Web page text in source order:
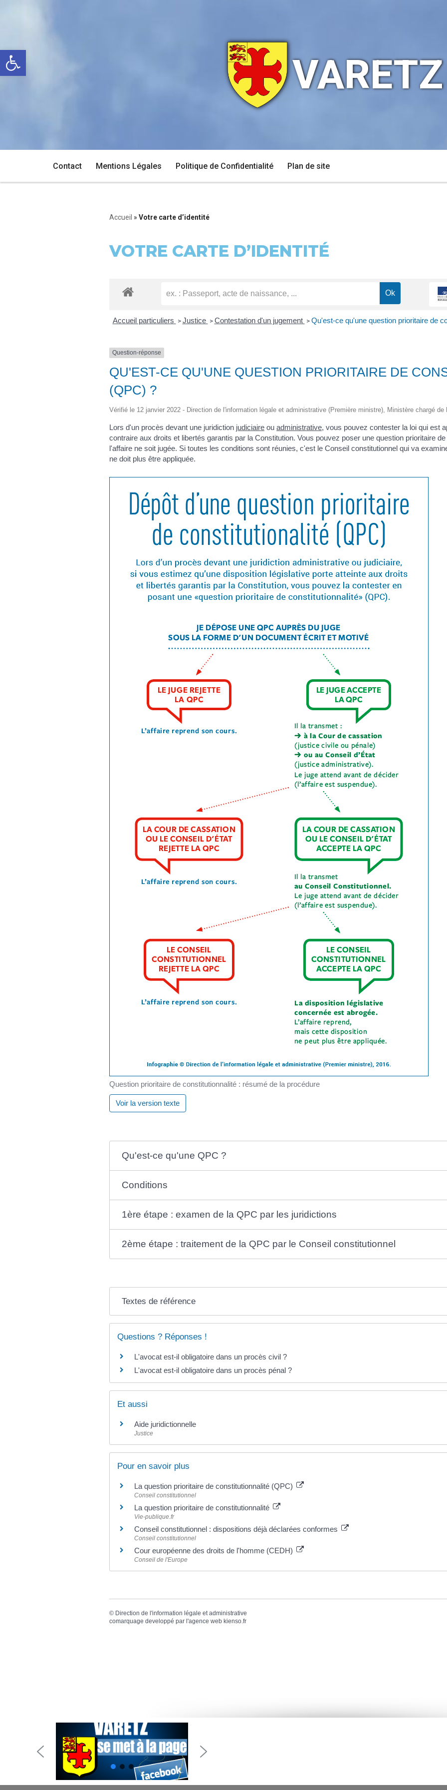
Ouvrir la barre d’outils
contenu
VARETZ
Contact Mentions Légales Politique de Confidentialité Plan de site
Accueil » Votre carte d’identité
VOTRE CARTE D’IDENTITÉ
Accueil particuliers > Justice > Contestation d'un jugement > Qu'est-ce qu'une question prioritaire de
Question-réponse
QU'EST-CE QU'UNE QUESTION PRIORITAIRE DE
(QPC) ?
Vérifié le 12 janvier 2022 - Direction de l'information légale et administrative (Première ministre), Ministère chargé de
Lors d'un procès devant une juridiction judiciaire ou administrative, vous pouvez contester la loi qui est
contraire aux droits et libertés garantis par la Constitution. Vous pouvez poser une question prioritaire
l'affaire ne soit jugée. Si toutes les conditions sont réunies, c'est le Conseil constitutionnel qui va
ne doit plus être appliquée.
Question prioritaire de constitutionnalité : résumé de la procédure
Voir la version texte
Qu'est-ce qu'une QPC ?
Conditions
1ère étape : examen de la QPC par les juridictions
2ème étape : traitement de la QPC par le Conseil constitutionnel
Textes de référence
Questions ? Réponses !
L'avocat est-il obligatoire dans un procès civil ?
L'avocat est-il obligatoire dans un procès pénal ?
Et aussi
Aide juridictionnelle
Justice
Pour en savoir plus
La question prioritaire de constitutionnalité (QPC)
Conseil constitutionnel
La question prioritaire de constitutionnalité
Vie-publique.fr
Conseil constitutionnel : dispositions déjà déclarées conformes
Conseil constitutionnel
Cour européenne des droits de l'homme (CEDH)
Conseil de l'Europe
© Direction de l'information légale et administrative
comarquage developpé par l'agence web kienso.fr